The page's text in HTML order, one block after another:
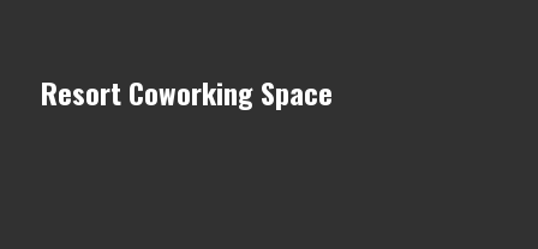
Resort Coworking Space